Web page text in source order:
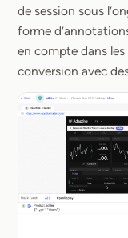
de session sous
forme
en compte dans les
conversion avec